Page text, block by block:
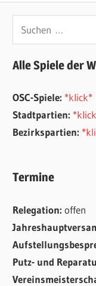
Alle Spiele der
OSC-Spiele: *klick*
Stadtpartien:
Bezirkspartien:
Termine
Relegation:offen
Putz- und